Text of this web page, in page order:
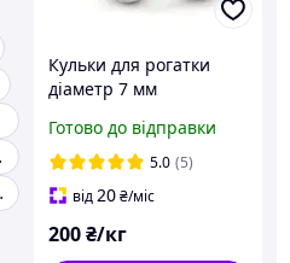
Кульки для рогатки
діаметр 7 мм
(1 кг)
Готово до відправки
5.0 (5)
від20₴/міс
200₴/кг